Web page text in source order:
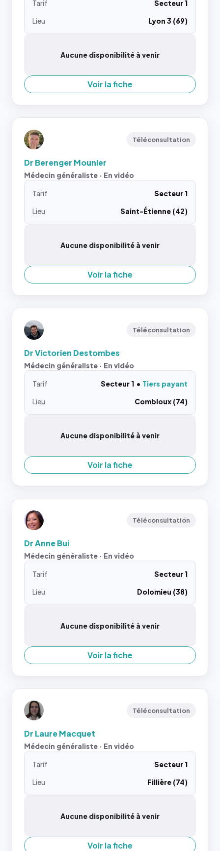
Tarif
Secteur 1
Lieu
Lyon 3 (69)
Aucune disponibilité à venir
Voir la fiche
Téléconsultation
Dr Berenger Mounier
Médecin généraliste · En vidéo
Tarif
Secteur 1
Lieu
Saint-Étienne (42)
Aucune disponibilité à venir
Voir la fiche
Téléconsultation
Dr Victorien Destombes
Médecin généraliste · En vidéo
Tarif Secteur 1
Tiers payant
Lieu
Combloux (74)
Aucune disponibilité à venir
Voir la fiche
Téléconsultation
Dr Anne Bui
Médecin généraliste · En vidéo
Tarif
Secteur 1
Lieu
Dolomieu (38)
Aucune disponibilité à venir
Voir la fiche
Téléconsultation
Dr Laure Macquet
Médecin généraliste · En vidéo
Tarif
Secteur 1
Lieu
Fillière (74)
Aucune disponibilité à venir
Voir la fiche